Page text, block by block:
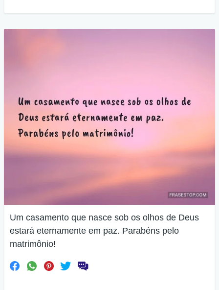
Um casamento que nasce sob os olhos de Deus
estará eternamente em paz. Parabéns pelo
matrimônio!